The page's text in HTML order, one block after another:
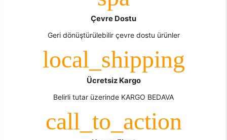
Çevre Dostu
Geri dönüştürülebilir çevre dostu ürünler
Ücretsiz Kargo
Belirli tutar üzerinde KARGO BEDAVA